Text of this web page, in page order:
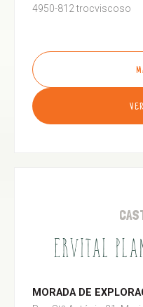
4950-812 trocviscoso
ERVITAL
MORADA DE